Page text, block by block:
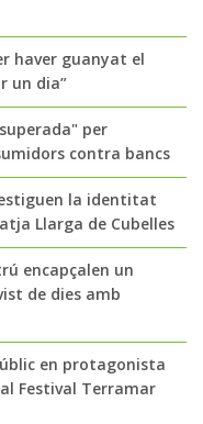
haver guanyat el
un dia”
per
contra bancs
la identitat
Llarga de Cubelles
encapçalen un
de dies amb
en protagonista
Festival Terramar